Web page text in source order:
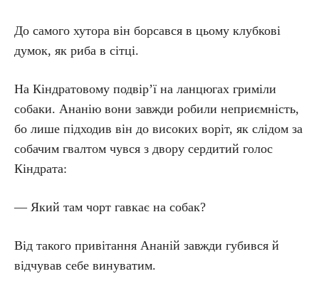
До самого хутора він борсався в цьому клубкові
думок, як риба в сітці.
На Кіндратовому подвір’ї на ланцюгах гриміли
собаки. Ананію вони завжди робили неприємність,
бо лише підходив він до високих воріт, як слідом за
собачим гвалтом чувся з двору сердитий голос
Кіндрата:
— Який там чорт гавкає на собак?
Від такого привітання Ананій завжди губився й
відчував себе винуватим.